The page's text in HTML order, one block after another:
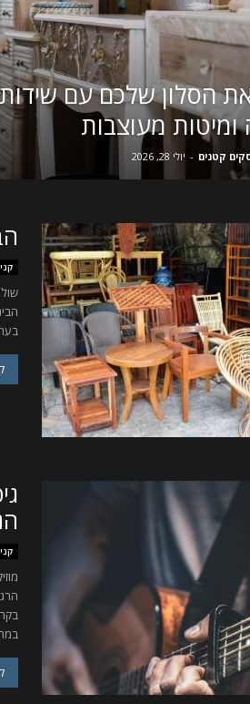
הסלון שלכם עם שידות
ומיטות מעוצבות
קטנים - יולי 28, 2026